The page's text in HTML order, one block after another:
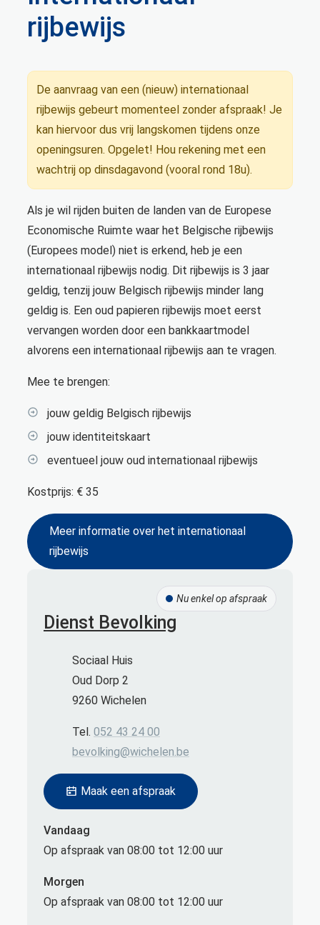
rijbewijs
De aanvraag van een (nieuw) internationaal
rijbewijs gebeurt momenteel zonder afspraak! Je
kan hiervoor dus vrij langskomen tijdens onze
openingsuren. Opgelet! Hou rekening met een
wachtrij op dinsdagavond (vooral rond 18u).
Als je wil rijden buiten de landen van de Europese
Economische Ruimte waar het Belgische rijbewijs
(Europees model) niet is erkend, heb je een
internationaal rijbewijs nodig. Dit rijbewijs is 3 jaar
geldig, tenzij jouw Belgisch rijbewijs minder lang
geldig is. Een oud papieren rijbewijs moet eerst
vervangen worden door een bankkaartmodel
alvorens een internationaal rijbewijs aan te vragen.
Mee te brengen:
jouw geldig Belgisch rijbewijs
jouw identiteitskaart
eventueel jouw oud internationaal rijbewijs
Kostprijs: € 35
Meer informatie over het internationaal
rijbewijs
Dienst Bevolking
Nu enkel op afspraak
AdresSociaal Huis
Oud Dorp 2
,9260 Wichelen
052 43 24 00
E-mailbevolking@wichelen.be
Maak een afspraak
Vandaag
Op afspraak van 08:00 tot 12:00 uur
Morgen
Op afspraak van 08:00 tot 12:00 uur